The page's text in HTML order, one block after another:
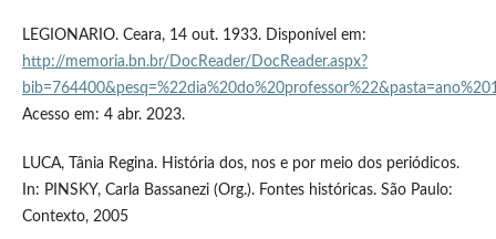
LEGIONARIO. Ceara, 14 out. 1933. Disponível em:
http://memoria.bn.br/DocReader/DocReader.aspx?
Acesso em: 4 abr. 2023.
LUCA, Tânia Regina. História dos, nos e por meio dos periódicos.
In: PINSKY, Carla Bassanezi (Org.). Fontes históricas. São Paulo:
Contexto, 2005